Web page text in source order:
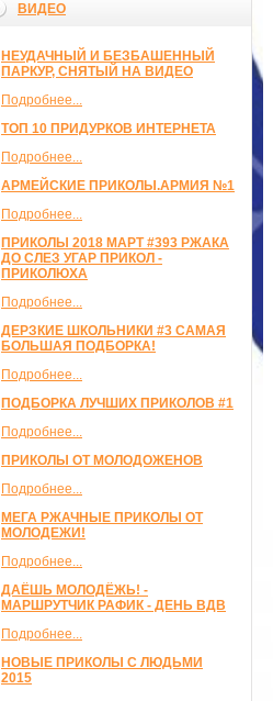
ВИДЕО
НЕУДАЧНЫЙ И БЕЗБАШЕННЫЙ
ПАРКУР, СНЯТЫЙ НА ВИДЕО
Подробнее...
ТОП 10 ПРИДУРКОВ ИНТЕРНЕТА
Подробнее...
АРМЕЙСКИЕ ПРИКОЛЫ.АРМИЯ №1
Подробнее...
ПРИКОЛЫ 2018 МАРТ #393 РЖАКА
ДО СЛЕЗ УГАР ПРИКОЛ -
ПРИКОЛЮХА
Подробнее...
ДЕРЗКИЕ ШКОЛЬНИКИ #3 САМАЯ
БОЛЬШАЯ ПОДБОРКА!
Подробнее...
ПОДБОРКА ЛУЧШИХ ПРИКОЛОВ #1
Подробнее...
ПРИКОЛЫ ОТ МОЛОДОЖЕНОВ
Подробнее...
МЕГА РЖАЧНЫЕ ПРИКОЛЫ ОТ
МОЛОДЕЖИ!
Подробнее...
ДАЁШЬ МОЛОДЁЖЬ! -
МАРШРУТЧИК РАФИК - ДЕНЬ ВДВ
Подробнее...
НОВЫЕ ПРИКОЛЫ С ЛЮДЬМИ
2015